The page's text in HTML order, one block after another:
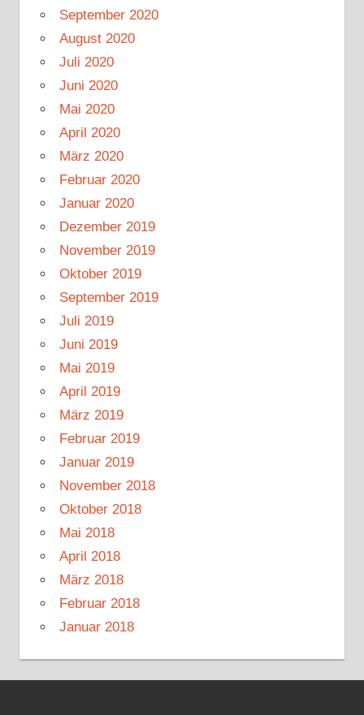
September 2020
August 2020
Juli 2020
Juni 2020
Mai 2020
April 2020
März 2020
Februar 2020
Januar 2020
Dezember 2019
November 2019
Oktober 2019
September 2019
Juli 2019
Juni 2019
Mai 2019
April 2019
März 2019
Februar 2019
Januar 2019
November 2018
Oktober 2018
Mai 2018
April 2018
März 2018
Februar 2018
Januar 2018